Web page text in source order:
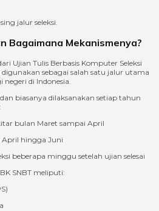
jalur seleksi.
Bagaimana Mekanismenya?
Ujian Tulis Berbasis Komputer Seleksi
digunakan sebagai salah satu jalur utama
di Indonesia.
biasanya dilaksanakan setiap tahun
bulan Maret sampai April
April hingga Juni
beberapa minggu setelah ujian selesai
SNBT meliputi: